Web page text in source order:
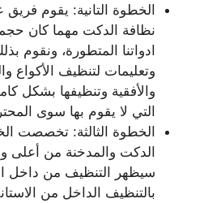
الخطوة التانية: يقوم فريق
نظافة الدكت مهما كان
ادواتنا المتطورة، ونقوم
وتعليمات لتنظيف الأكواع
والأفقية وتنظيفها بشكل
التي لا يقوم بها سوى
الخطوة الثالثة: تخصصت
الدكت والمدخنة من أعلى
سيظهر التنظيف من داخل
بالتنظيف الداخل من